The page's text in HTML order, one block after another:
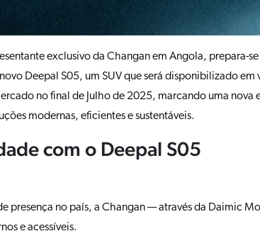
exclusivo da Changan em Angola, prepara-
Deepal S05, um SUV que será disponibilizado em
no final de Julho de 2025, marcando uma nova
modernas, eficientes e sustentáveis.
com o Deepal S05
presença no país, a Changan — através da Daimic
e acessíveis.